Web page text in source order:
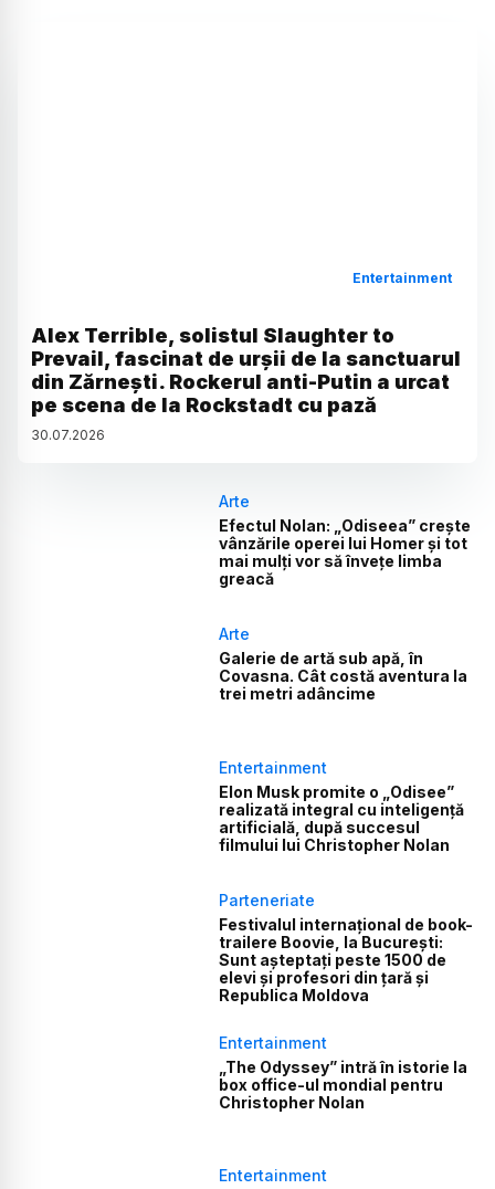
Entertainment
Alex Terrible, solistul Slaughter to
Prevail, fascinat de urșii de la sanctuarul
din Zărnești. Rockerul anti-Putin a urcat
pe scena de la Rockstadt cu pază
30.07.2026
Arte
Efectul Nolan: „Odiseea” crește
vânzările operei lui Homer și tot
mai mulți vor să învețe limba
greacă
Arte
Galerie de artă sub apă, în
Covasna. Cât costă aventura la
trei metri adâncime
Entertainment
Elon Musk promite o „Odisee”
realizată integral cu inteligență
artificială, după succesul
filmului lui Christopher Nolan
Parteneriate
Festivalul internațional de book-
trailere Boovie, la București:
Sunt așteptați peste 1500 de
elevi și profesori din țară și
Republica Moldova
Entertainment
„The Odyssey” intră în istorie la
box office-ul mondial pentru
Christopher Nolan
Entertainment